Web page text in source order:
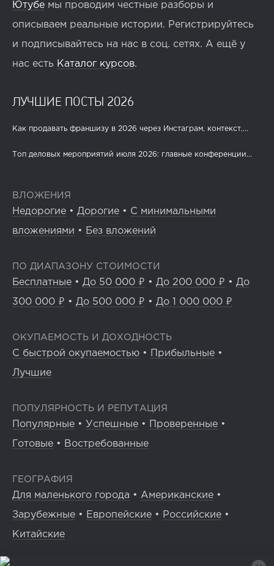
Ютубе мы проводим честные разборы и
описываем реальные истории. Регистрируйтесь
и подписывайтесь на нас в соц. сетях. А ещё у
нас есть Каталог курсов.
ЛУЧШИЕ ПОСТЫ 2026
Как продавать франшизу в 2026 через Инстаграм, контекст,...
Топ деловых мероприятий июля 2026: главные конференции...
ВЛОЖЕНИЯ
Недорогие • Дорогие • С минимальными
вложениями • Без вложений
ПО ДИАПАЗОНУ СТОИМОСТИ
Бесплатные • До 50 000 ₽ • До 200 000 ₽ • До
300 000 ₽ • До 500 000 ₽ • До 1 000 000 ₽
ОКУПАЕМОСТЬ И ДОХОДНОСТЬ
С быстрой окупаемостью • Прибыльные •
Лучшие
ПОПУЛЯРНОСТЬ И РЕПУТАЦИЯ
Популярные • Успешные • Проверенные •
Готовые • Востребованные
ГЕОГРАФИЯ
Для маленького города • Американские •
Зарубежные • Европейские • Российские •
Китайские